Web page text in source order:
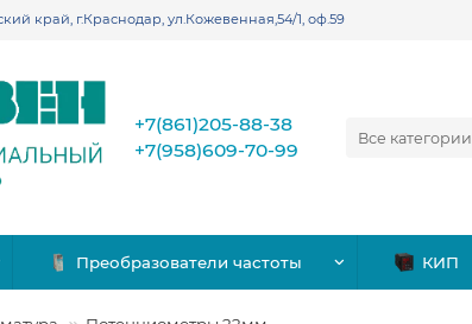
край, г.Краснодар, ул.Кожевенная,54/1, оф.59
Все категории
+7(861)205-88-38
+7(958)609-70-99
Преобразователи частоты КИП